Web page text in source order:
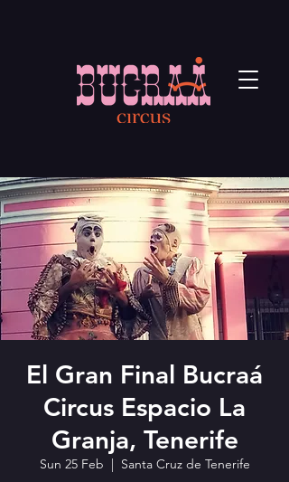
El Gran Final Bucraá
Circus Espacio La
Granja, Tenerife
Sun 25 Feb
  |
Santa Cruz de Tenerife